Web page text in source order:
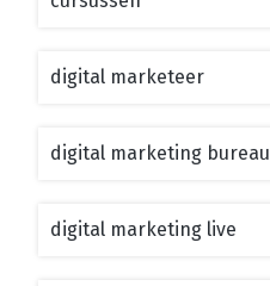
digital marketeer
digital marketing bureau
digital marketing live